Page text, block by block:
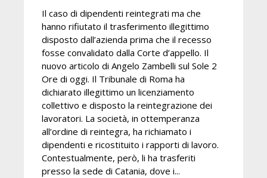
Il caso di dipendenti reintegrati ma che
hanno rifiutato il trasferimento illegittimo
disposto dall’azienda prima che il recesso
fosse convalidato dalla Corte d’appello. Il
nuovo articolo di Angelo Zambelli sul Sole 2
Ore di oggi. Il Tribunale di Roma ha
dichiarato illegittimo un licenziamento
collettivo e disposto la reintegrazione dei
lavoratori. La società, in ottemperanza
all’ordine di reintegra, ha richiamato i
dipendenti e ricostituito i rapporti di lavoro.
Contestualmente, però, li ha trasferiti
presso la sede di Catania, dove i...